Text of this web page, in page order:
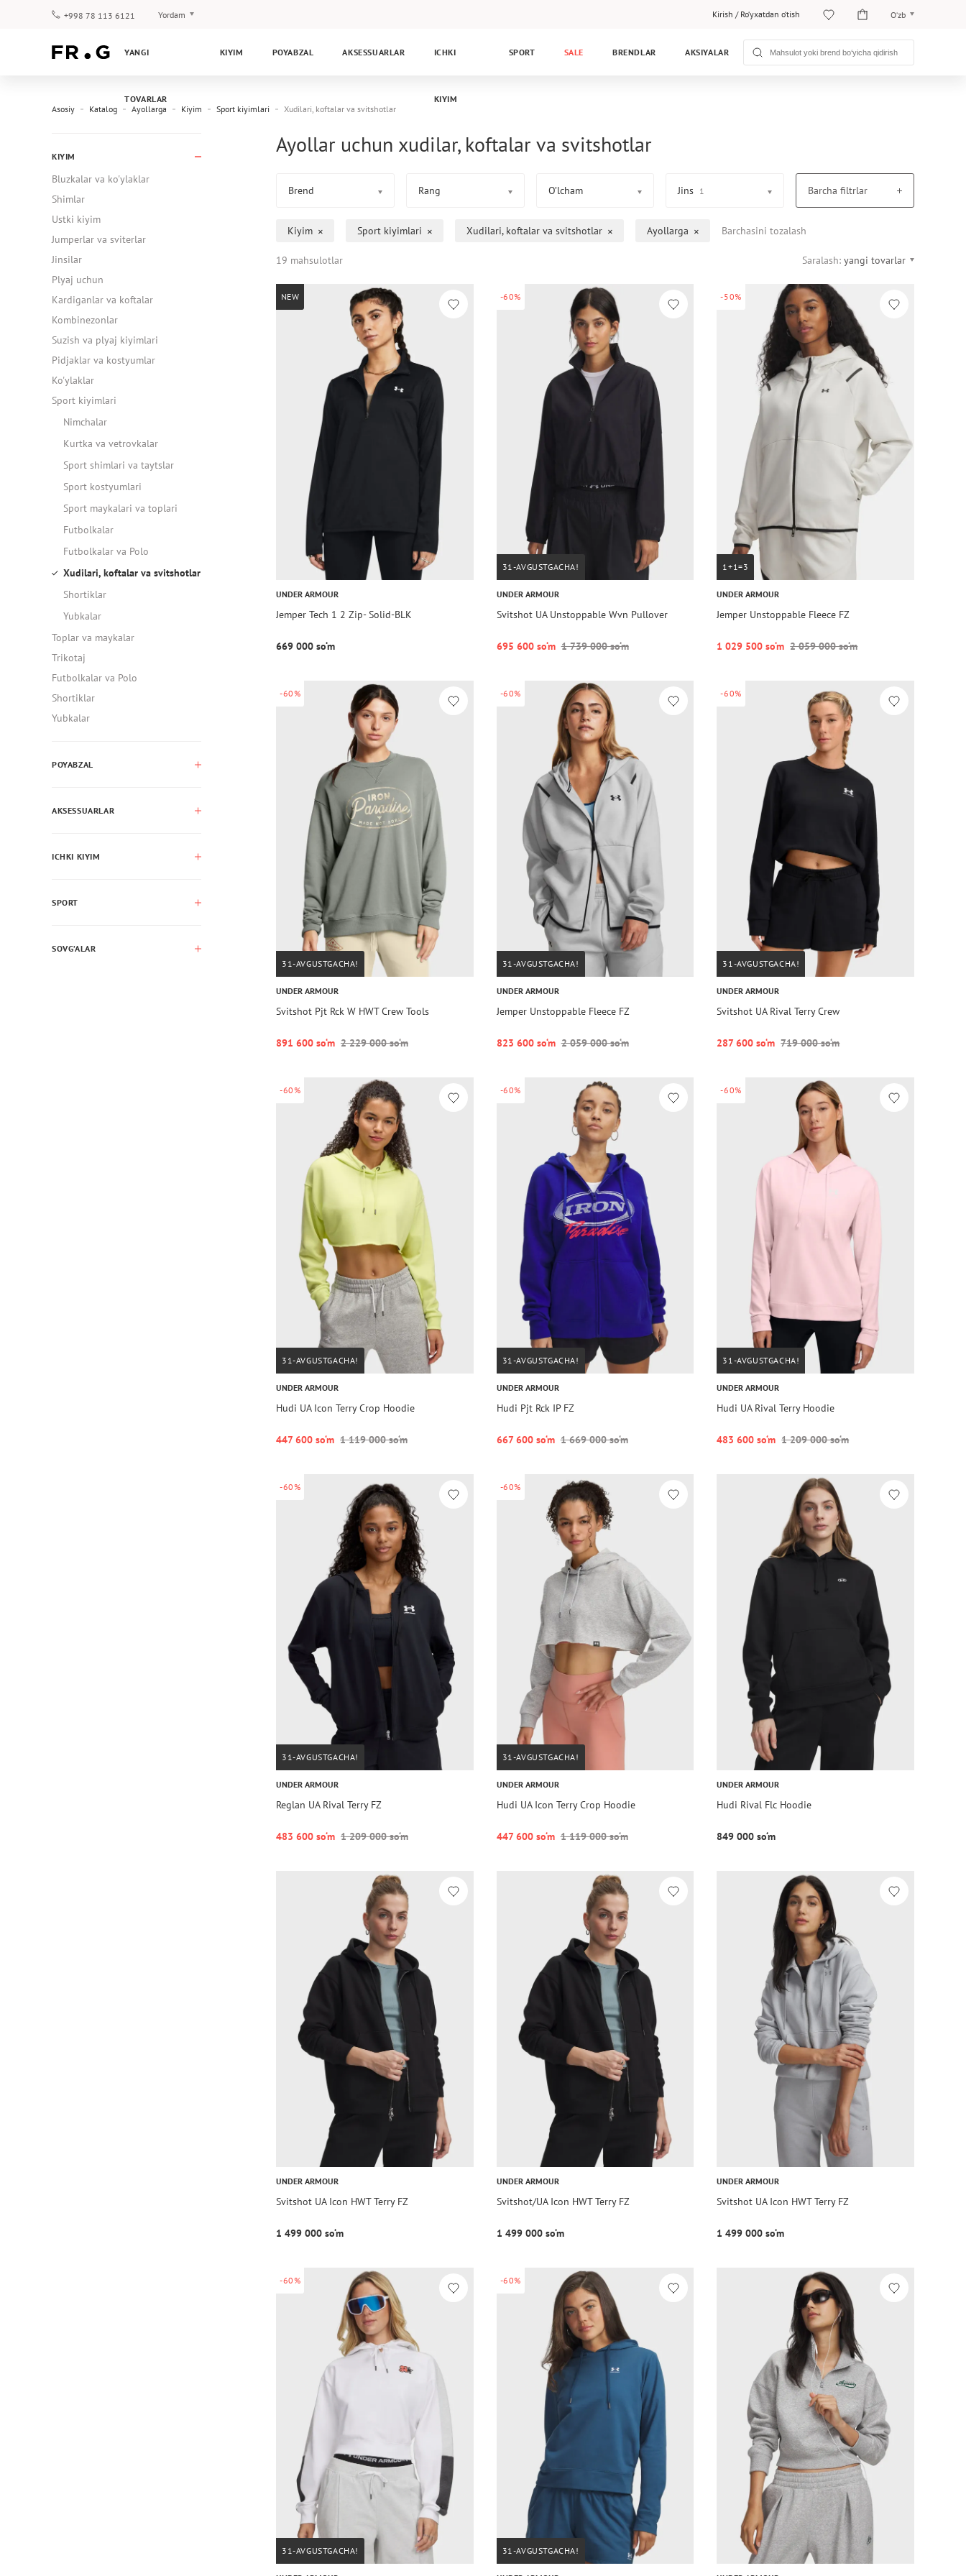
+998 78 113 6121 Yordam
Kafolat
Kirish / Ro‘yxatdan o‘tish O‘zb
Рус
YANGI
TOVARLAR
KIYIM POYABZAL AKSESSUARLAR ICHKI
KIYIM
SPORT SALE BRENDLAR AKSIYALAR
Asosiy Katalog Ayollarga Kiyim Sport kiyimlari Xudilari, koftalar va svitshotlar
KIYIM
Bluzkalar va ko'ylaklar
Shimlar
Ustki kiyim
Jumperlar va sviterlar
Jinsilar
Plyaj uchun
Kardiganlar va koftalar
Kombinezonlar
Suzish va plyaj kiyimlari
Pidjaklar va kostyumlar
Ko'ylaklar
Sport kiyimlari
Nimchalar
Kurtka va vetrovkalar
Sport shimlari va taytslar
Sport kostyumlari
Sport maykalari va toplari
Futbolkalar
Futbolkalar va Polo
Xudilari, koftalar va svitshotlar
Shortiklar
Yubkalar
Toplar va maykalar
Trikotaj
Futbolkalar va Polo
Shortiklar
Yubkalar
POYABZAL
AKSESSUARLAR
ICHKI KIYIM
SPORT
SOVG’ALAR
Ayollar uchun xudilar, koftalar va svitshotlar
Brend Rang O’lcham Jins 1 Barcha filtrlar
Kiyim Sport kiyimlari Xudilari, koftalar va svitshotlar Ayollarga Barchasini tozalash
19 mahsulotlar Saralash: yangi tovarlar
NEW
UNDER ARMOUR
Jemper Tech 1 2 Zip- Solid-BLK
669 000 so‘m
-60%
31-AVGUSTGACHA!
UNDER ARMOUR
Svitshot UA Unstoppable Wvn Pullover
695 600 so‘m 1 739 000 so‘m
-50%
1+1=3
UNDER ARMOUR
Jemper Unstoppable Fleece FZ
1 029 500 so‘m 2 059 000 so‘m
-60%
31-AVGUSTGACHA!
UNDER ARMOUR
Svitshot Pjt Rck W HWT Crew Tools
891 600 so‘m 2 229 000 so‘m
-60%
31-AVGUSTGACHA!
UNDER ARMOUR
Jemper Unstoppable Fleece FZ
823 600 so‘m 2 059 000 so‘m
-60%
31-AVGUSTGACHA!
UNDER ARMOUR
Svitshot UA Rival Terry Crew
287 600 so‘m 719 000 so‘m
-60%
31-AVGUSTGACHA!
UNDER ARMOUR
Hudi UA Icon Terry Crop Hoodie
447 600 so‘m 1 119 000 so‘m
-60%
31-AVGUSTGACHA!
UNDER ARMOUR
Hudi Pjt Rck IP FZ
667 600 so‘m 1 669 000 so‘m
-60%
31-AVGUSTGACHA!
UNDER ARMOUR
Hudi UA Rival Terry Hoodie
483 600 so‘m 1 209 000 so‘m
-60%
31-AVGUSTGACHA!
UNDER ARMOUR
Reglan UA Rival Terry FZ
483 600 so‘m 1 209 000 so‘m
-60%
31-AVGUSTGACHA!
UNDER ARMOUR
Hudi UA Icon Terry Crop Hoodie
447 600 so‘m 1 119 000 so‘m
UNDER ARMOUR
Hudi Rival Flc Hoodie
849 000 so‘m
UNDER ARMOUR
Svitshot UA Icon HWT Terry FZ
1 499 000 so‘m
UNDER ARMOUR
Svitshot/UA Icon HWT Terry FZ
1 499 000 so‘m
UNDER ARMOUR
Svitshot UA Icon HWT Terry FZ
1 499 000 so‘m
-60%
31-AVGUSTGACHA!
-60%
31-AVGUSTGACHA!